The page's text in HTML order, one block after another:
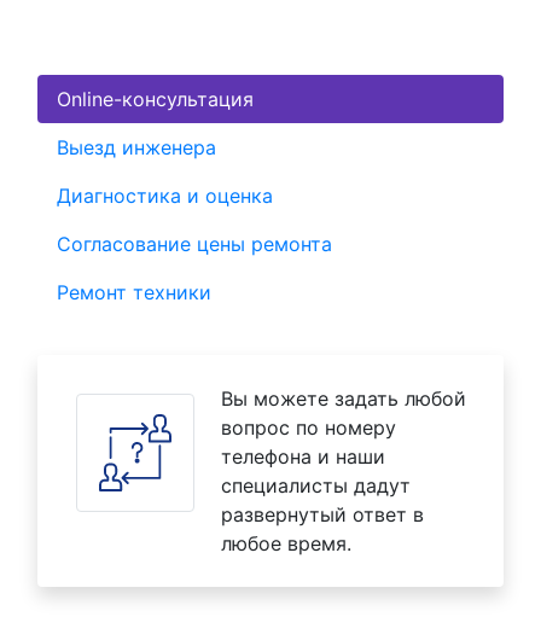
Online-консультация
Выезд инженера
Диагностика и оценка
Согласование цены ремонта
Ремонт техники
Вы можете задать любой
вопрос по номеру
телефона и наши
специалисты дадут
развернутый ответ в
любое время.